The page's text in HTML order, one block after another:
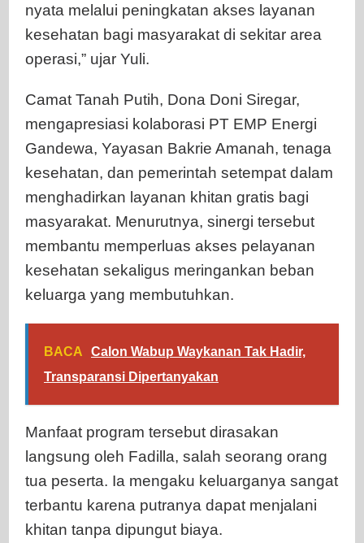
nyata melalui peningkatan akses layanan
kesehatan bagi masyarakat di sekitar area
operasi,” ujar Yuli.
Camat Tanah Putih, Dona Doni Siregar,
mengapresiasi kolaborasi PT EMP Energi
Gandewa, Yayasan Bakrie Amanah, tenaga
kesehatan, dan pemerintah setempat dalam
menghadirkan layanan khitan gratis bagi
masyarakat. Menurutnya, sinergi tersebut
membantu memperluas akses pelayanan
kesehatan sekaligus meringankan beban
keluarga yang membutuhkan.
BACA
Calon Wabup Waykanan Tak Hadir,
Transparansi Dipertanyakan
Manfaat program tersebut dirasakan
langsung oleh Fadilla, salah seorang orang
tua peserta. Ia mengaku keluarganya sangat
terbantu karena putranya dapat menjalani
khitan tanpa dipungut biaya.